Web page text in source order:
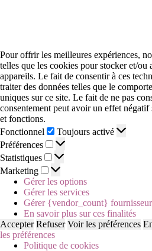
Pour offrir les meilleures expériences,
telles que les cookies pour stocker et/ou
appareils. Le fait de consentir à ces
traiter des données telles que le
uniques sur ce site. Le fait de ne pas
consentement peut avoir un effet négatif
et fonctions.
Fonctionnel
Toujours activé
Préférences
Statistiques
Marketing
Gérer les options
Gérer les services
Gérer {vendor_count}
En savoir plus sur ces finalités
Accepter Refuser Voir les préférences
les préférences
Politique de cookies